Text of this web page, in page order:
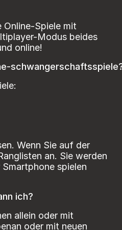
Spiele mit
Modus beides
online!
Wenn Sie auf der
an. Sie werden
spielen
ich?
allein oder mit
oder mit neuen